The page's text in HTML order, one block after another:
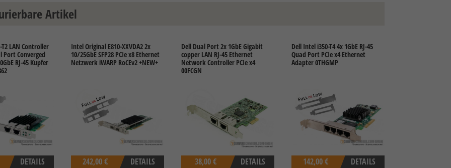
Artikel
LAN Controller
Port Converged
RJ-45 Kupfer
DETAILS
Intel Original E810-XXVDA2 2x
10/25GbE SFP28 PCIe x8 Ethernet
Netzwerk iWARP RoCEv2 +NEW+
DETAILS
242,00 €
Dell Dual Port 2x 1GbE Gigabit
copper LAN RJ-45 Ethernet
Network Controller PCIe x4
00FCGN
DETAILS
38,00 €
Dell Intel i350-T4 4x 1GbE RJ-45
Quad Port PCIe x4 Ethernet
Adapter 0THGMP
DETAILS
142,00 €